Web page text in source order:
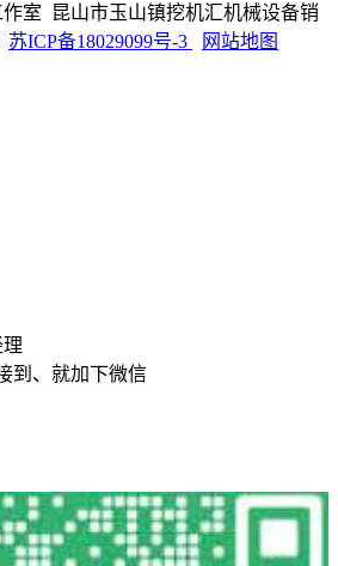
室 昆山市玉山镇挖机汇机械设备销
苏ICP备18029099号-3 网站地图
理
到、就加下微信